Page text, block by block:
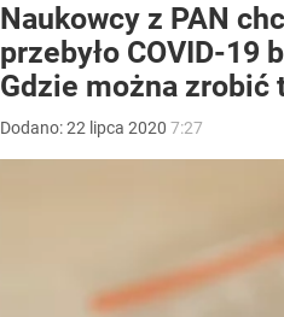
Naukowcy z PAN
przebyło COVID-19
Gdzie można zrobić
Dodano:22 lipca 2020 7:27